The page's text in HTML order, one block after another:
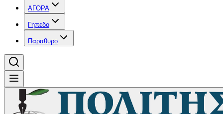
ΑΓΟΡΑ
Γηπεδο
Παραθυρο